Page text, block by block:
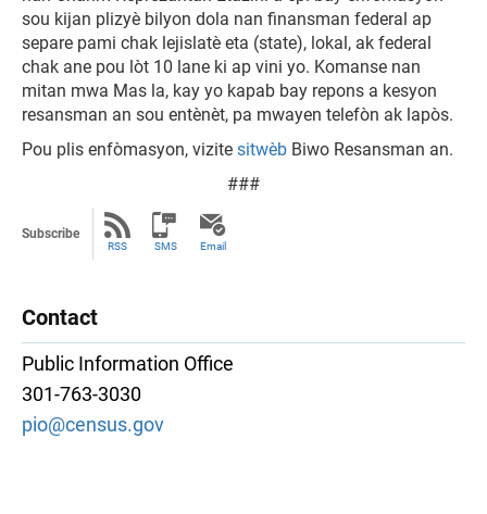
sou kijan plizyè bilyon dola nan finansman federal ap
separe pami chak lejislatè eta (state), lokal, ak federal
chak ane pou lòt 10 lane ki ap vini yo. Komanse nan
mitan mwa Mas la, kay yo kapab bay repons a kesyon
resansman an sou entènèt, pa mwayen telefòn ak lapòs.
Pou plis enfòmasyon, vizite sitwèb Biwo Resansman an.
###
Subscribe
RSS SMS Email
Contact
Public Information Office
301-763-3030
pio@census.gov